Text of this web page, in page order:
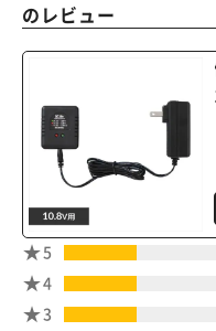
のレビュー
5
4
3